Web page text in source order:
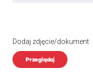
Dodaj zdjęcie/dokument
Przeglądaj